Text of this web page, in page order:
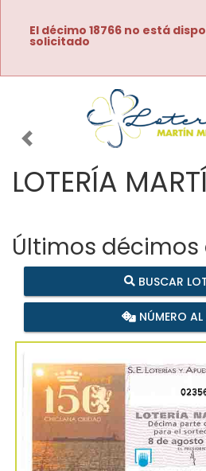
El décimo 18766 no está
solicitado
Imagen anterior
LOTERÍA
Últimos
BUSCAR
NÚMERO AL